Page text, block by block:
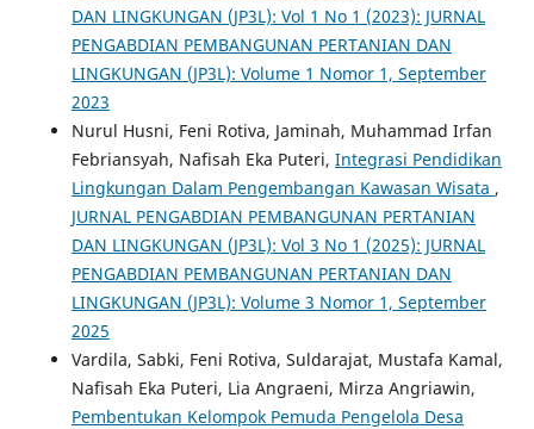
DAN LINGKUNGAN (JP3L): Vol 1 No 1 (2023): JURNAL
PENGABDIAN PEMBANGUNAN PERTANIAN DAN
LINGKUNGAN (JP3L): Volume 1 Nomor 1, September
2023
Nurul Husni, Feni Rotiva, Jaminah, Muhammad Irfan
Febriansyah, Nafisah Eka Puteri, Integrasi Pendidikan
Lingkungan Dalam Pengembangan Kawasan Wisata ,
JURNAL PENGABDIAN PEMBANGUNAN PERTANIAN
DAN LINGKUNGAN (JP3L): Vol 3 No 1 (2025): JURNAL
PENGABDIAN PEMBANGUNAN PERTANIAN DAN
LINGKUNGAN (JP3L): Volume 3 Nomor 1, September
2025
Vardila, Sabki, Feni Rotiva, Suldarajat, Mustafa Kamal,
Nafisah Eka Puteri, Lia Angraeni, Mirza Angriawin,
Pembentukan Kelompok Pemuda Pengelola Desa